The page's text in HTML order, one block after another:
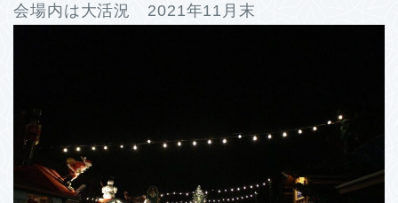
会場内は大活況 2021年11月末